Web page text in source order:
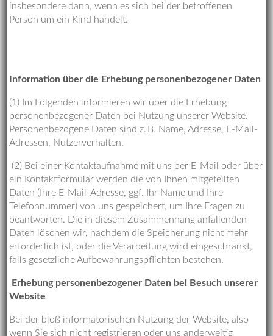
insbesondere dann, wenn es sich bei der betroffenen
Person um ein Kind handelt.
Information über die Erhebung personenbezogener Daten
(1) Im Folgenden informieren wir über die Erhebung
personenbezogener Daten bei Nutzung unserer Website.
Personenbezogene Daten sind z. B. Name, Adresse, E-Mail-
Adressen, Nutzerverhalten.
(2) Bei einer Kontaktaufnahme mit uns per E-Mail oder über
ein Kontaktformular werden die von Ihnen mitgeteilten
Daten (Ihre E-Mail-Adresse, ggf. Ihr Name und Ihre
Telefonnummer) von uns gespeichert, um Ihre Fragen zu
beantworten. Die in diesem Zusammenhang anfallenden
Daten löschen wir, nachdem die Speicherung nicht mehr
erforderlich ist, oder die Verarbeitung wird eingeschränkt,
falls gesetzliche Aufbewahrungspflichten bestehen.
Erhebung personenbezogener Daten bei Besuch unserer
Website
Bei der bloß informatorischen Nutzung der Website, also
wenn Sie sich nicht registrieren oder uns anderweitig